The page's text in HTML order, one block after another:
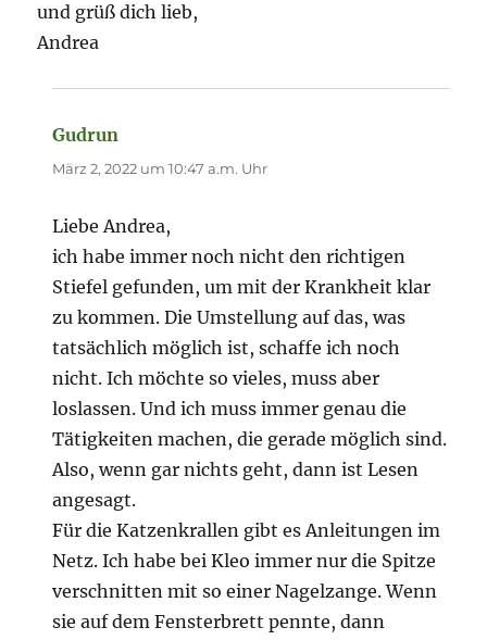
und grüß dich lieb,
Andrea
Gudrun
März 2, 2022 um 10:47 a.m. Uhr
Liebe Andrea,
ich habe immer noch nicht den richtigen
Stiefel gefunden, um mit der Krankheit klar
zu kommen. Die Umstellung auf das, was
tatsächlich möglich ist, schaffe ich noch
nicht. Ich möchte so vieles, muss aber
loslassen. Und ich muss immer genau die
Tätigkeiten machen, die gerade möglich sind.
Also, wenn gar nichts geht, dann ist Lesen
angesagt.
Für die Katzenkrallen gibt es Anleitungen im
Netz. Ich habe bei Kleo immer nur die Spitze
verschnitten mit so einer Nagelzange. Wenn
sie auf dem Fensterbrett pennte, dann